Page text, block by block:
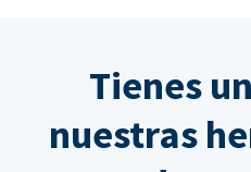
Tienes
nuestras